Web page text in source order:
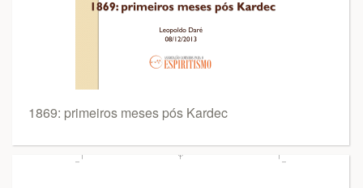
1869: primeiros meses pós Kardec